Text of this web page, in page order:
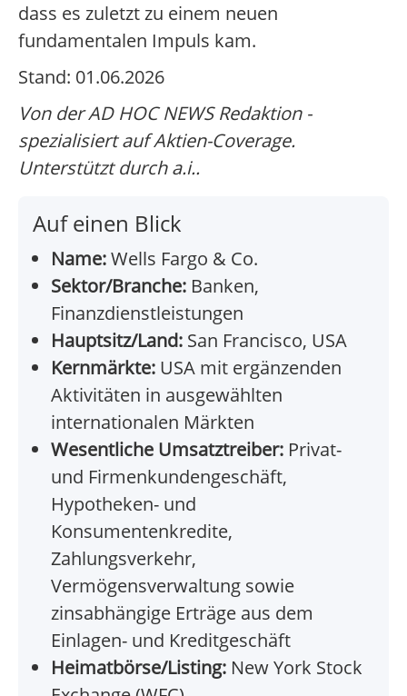
dass es zuletzt zu einem neuen
fundamentalen Impuls kam.
Stand: 01.06.2026
Von der AD HOC NEWS Redaktion -
spezialisiert auf Aktien-Coverage.
Unterstützt durch a.i..
Auf einen Blick
Name:Wells Fargo & Co.
Sektor/Branche: Banken,
Finanzdienstleistungen
Hauptsitz/Land: San Francisco, USA
Kernmärkte: USA mit ergänzenden
Aktivitäten in ausgewählten
internationalen Märkten
Wesentliche Umsatztreiber: Privat-
und Firmenkundengeschäft,
Hypotheken- und
Konsumentenkredite,
Zahlungsverkehr,
Vermögensverwaltung sowie
zinsabhängige Erträge aus dem
Einlagen- und Kreditgeschäft
Heimatbörse/Listing: New York Stock